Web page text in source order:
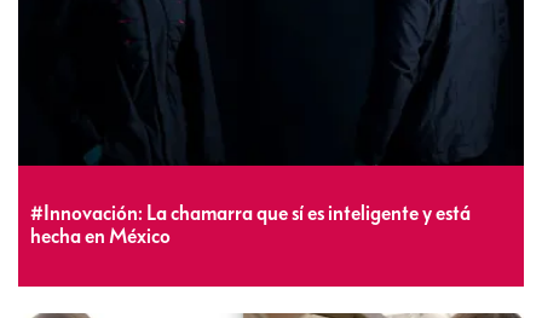
#Innovación: La chamarra que sí es inteligente y está
hecha en México